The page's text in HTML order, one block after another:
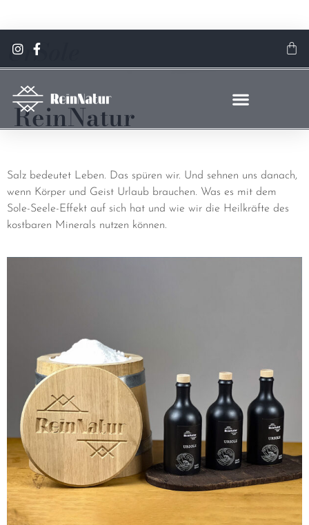
Jetzt sparen! 15 % Rabatt auf alle Gewürze & Spezialsalze
UrSole
ReinNatur
Salz bedeutet Leben. Das spüren wir. Und sehnen uns danach,
wenn Körper und Geist Urlaub brauchen. Was es mit dem
Sole-Seele-Effekt auf sich hat und wie wir die Heilkräfte des
kostbaren Minerals nutzen können.